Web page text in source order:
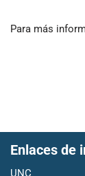
Para más
Enlaces de
UNC